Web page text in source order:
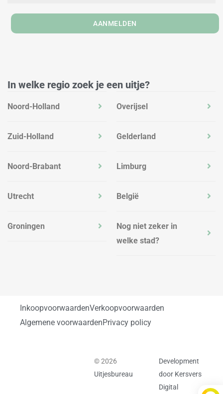
m
AANMELDEN
In welke regio zoek je een uitje?
Noord-Holland
Zuid-Holland
Noord-Brabant
Utrecht
Groningen
Overijsel
Gelderland
Limburg
België
Nog niet zeker in
welke stad?
InkoopvoorwaardenVerkoopvoorwaarden
Algemene voorwaardenPrivacy policy
© 2026
Uitjesbureau
Development
door Kersvers
Digital